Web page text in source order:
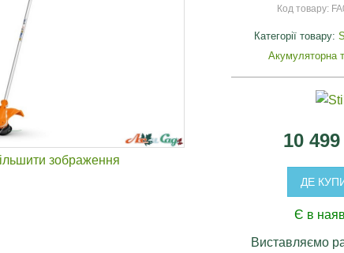
зображення
Код товару:
Категорії товару:
Акумуляторна
10
ДЕ
Є в
Виставляємо